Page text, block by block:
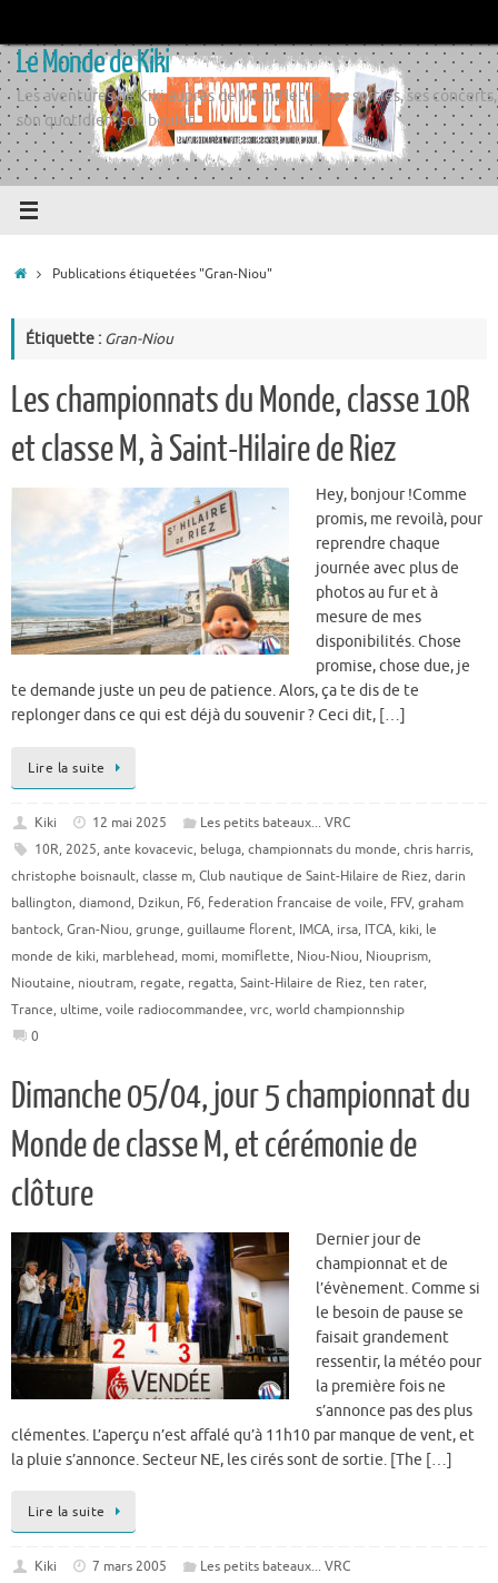
contenu
Le Monde de Kiki
Les aventures de Kiki auprès de Momiflette, ses sorties, ses concerts,
son quotidien, son boulot
AccueilPublications étiquetées "Gran-Niou"
Étiquette : Gran-Niou
Les championnats du Monde, classe 10R
et classe M, à Saint-Hilaire de Riez
Hey, bonjour !Comme
promis, me revoilà, pour
reprendre chaque
journée avec plus de
photos au fur et à
mesure de mes
disponibilités. Chose
promise, chose due, je
te demande juste un peu de patience. Alors, ça te dis de te
replonger dans ce qui est déjà du souvenir ? Ceci dit, […]
Lire la suite
Kiki 12 mai 2025
Les petits bateaux... VRC
10R, 2025, ante kovacevic, beluga, championnats du monde, chris harris,
christophe boisnault, classe m, Club nautique de Saint-Hilaire de Riez, darin
ballington, diamond, Dzikun, F6, federation francaise de voile, FFV, graham
bantock, Gran-Niou, grunge, guillaume florent, IMCA, irsa, ITCA, kiki, le
monde de kiki, marblehead, momi, momiflette, Niou-Niou, Niouprism,
Nioutaine, nioutram, regate, regatta, Saint-Hilaire de Riez, ten rater,
Trance, ultime, voile radiocommandee, vrc, world championnship
0
Dimanche 05/04, jour 5 championnat du
Monde de classe M, et cérémonie de
clôture
Dernier jour de
championnat et de
l’évènement. Comme si
le besoin de pause se
faisait grandement
ressentir, la météo pour
la première fois ne
s’annonce pas des plus
clémentes. L’aperçu n’est affalé qu’à 11h10 par manque de vent, et
la pluie s’annonce. Secteur NE, les cirés sont de sortie. [The […]
Lire la suite
Kiki 7 mars 2005
Les petits bateaux... VRC